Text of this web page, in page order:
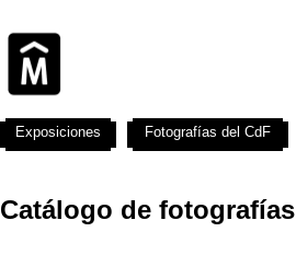
Catálogo de fotografías
Exposiciones Fotografías del CdF